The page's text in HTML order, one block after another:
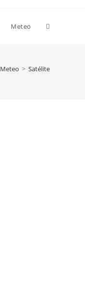
Meteo Alternar
Meteo > Satélite